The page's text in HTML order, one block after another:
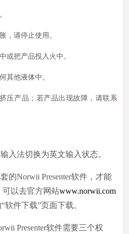
，请停止使用。
或把产品投入火中。
其他液体中。
压产品；若产品出现故障，请联系
入法切换为英文输入状态。
的Norwii Presenter软件，才能
以去官方网站www.norwii.com
软件下载”页面下载。
Presenter软件需要三个权